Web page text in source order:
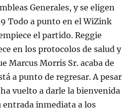
Generales, y se eligen
Todo a punto en el WiZink
el partido. Reggie
en los protocolos de salud y
Marcus Morris Sr. acaba de
a punto de regresar. A pesar
vuelto a darle la bienvenida
entrada inmediata a los